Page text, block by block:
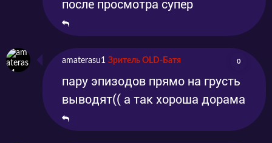
после просмотра супер
amaterasu1 Зритель OLD-Батя 0
пару эпизодов прямо на грусть
выводят(( а так хороша дорама